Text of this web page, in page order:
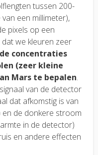
tussen 200-
een millimeter),
pixels op een
we kleuren zeer
concentraties
(zeer kleine
Mars te bepalen.
van de detector
dat afkomstig is van
de donkere stroom
in de detector)
en andere effecten